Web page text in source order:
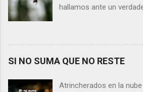
hallamos ante un
razones pierden el
alejan tan distantes que
nuestras lágrimas?,
SI NO SUMA QUE NO RESTE
Atrincherados en la